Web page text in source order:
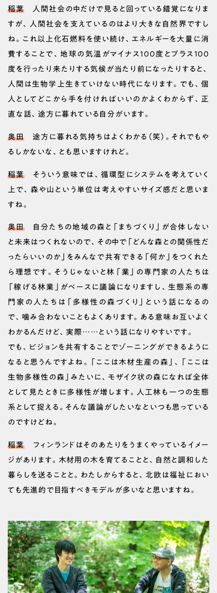
稲葉人間社会の中だけで見ると回っている錯覚になりま
すが、人間社会を支えているのはより大きな自然界ですし
ね。これ以上化石燃料を使い続け、エネルギーを大量に消
費することで、地球の気温がマイナス100度とプラス100
度を行ったり来たりする気候が当たり前になったりすると、
人間は生物学上生きていけない時代になります。でも、個
人としてどこから手を付ければいいのかよくわからず、正
直な話、途方に暮れている自分がいます。
奥田途方に暮れる気持ちはよくわかる（笑）。それでもや
るしかないな、とも思いますけれど。
稲葉そういう意味では、循環型にシステムを考えていく
上で、森や山という単位は考えやすいサイズ感だと思いま
すね。
奥田自分たちの地域の森と「まちづくり」が合体しない
と未来はつくれないので、その中で「どんな森との関係性だ
ったらいいのか」をみんなで共有できる「何か」をつくれた
ら理想です。そうじゃないと林「業」の専門家の人たちは
「稼げる林業」がベースに議論になりますし、生態系の専
門家の人たちは「多様性の森づくり」という話になるの
で、噛み合わないこともよくあります。ある意味お互いよく
わかるんだけど、実際……という話になりやすいです。
でも、ビジョンを共有することでゾーニングができるように
なると思うんですよね。「ここは木材生産の森」、「ここは
生物多様性の森」みたいに、モザイク状の森になれば全体
として見たときに多様性が増します。人工林も一つの生態
系として捉える。そんな議論がしたいなといつも思っている
のですけどね。
稲葉フィンランドはそのあたりをうまくやっているイメー
ジがあります。木材用の木を育てることと、自然と調和した
暮らしを送ることと。わたしからすると、北欧は福祉におい
ても先進的で目指すべきモデルが多いなと思いますね。